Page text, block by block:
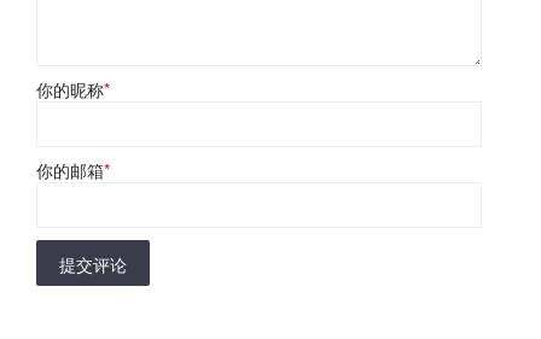
你的昵称*
你的邮箱*
提交评论